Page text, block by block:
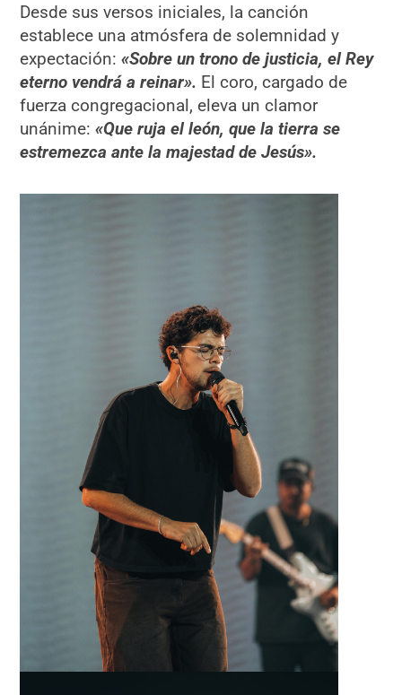
Desde sus versos iniciales, la canción
establece una atmósfera de solemnidad y
expectación:«Sobre un trono de justicia, el Rey
eterno vendrá a reinar». El coro, cargado de
fuerza congregacional, eleva un clamor
unánime:«Que ruja el león, que la tierra se
estremezca ante la majestad de Jesús».